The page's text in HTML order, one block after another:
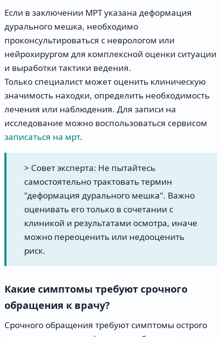
Если в заключении МРТ указана деформация
дурального мешка, необходимо
проконсультироваться с неврологом или
нейрохирургом для комплексной оценки ситуации
и выработки тактики ведения.
Только специалист может оценить клиническую
значимость находки, определить необходимость
лечения или наблюдения. Для записи на
исследование можно воспользоваться сервисом
записаться на мрт.
> Совет эксперта: Не пытайтесь
самостоятельно трактовать термин
"деформация дурального мешка". Важно
оценивать его только в сочетании с
клиникой и результатами осмотра, иначе
можно переоценить или недооценить
риск.
Какие симптомы требуют срочного
обращения к врачу?
Срочного обращения требуют симптомы острого